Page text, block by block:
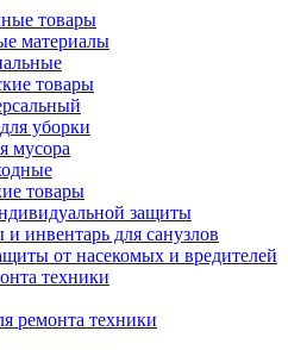
товары
материалы
товары
уборки
мусора
товары
защиты
и инвентарь для санузлов
от насекомых и вредителей
техники
ремонта техники